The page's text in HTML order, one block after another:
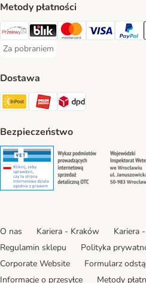
Metody płatności
Przelewy24 Payment Method
Blik Payment Method
MasterCard Payment
Visa Payment
PayPal
Za pobraniem
Za pobraniem Payment Method
Dostawa
Paczkomat® Shipping Method
ORLEN Paczka
DPD Shipping
Bezpieczeństwo
Security Security
O nas Kariera - Kraków
Kariera
Regulamin sklepu
Polityka
Corporate Website
Formularz
Informacje o przesyłce
Metody